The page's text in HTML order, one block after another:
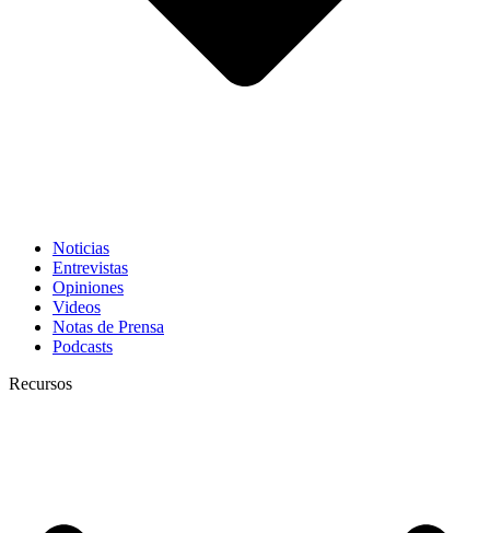
Noticias
Entrevistas
Opiniones
Videos
Notas de Prensa
Podcasts
Recursos